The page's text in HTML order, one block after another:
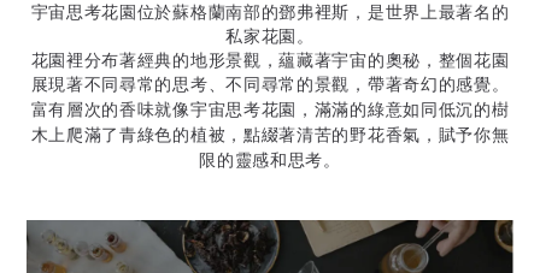
宇宙思考花園位於蘇格蘭南部的鄧弗裡斯，是世界上最著名的
私家花園。
花園裡分布著經典的地形景觀，蘊藏著宇宙的奧秘，整個花園
展現著不同尋常的思考、不同尋常的景觀，帶著奇幻的感覺。
富有層次的香味就像宇宙思考花園，滿滿的綠意如同低沉的樹
木上爬滿了青綠色的植被，點綴著清苦的野花香氣，賦予你無
限的靈感和思考。